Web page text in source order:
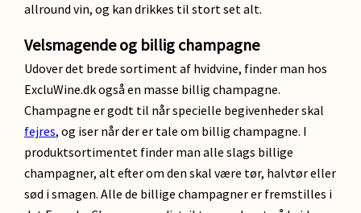
allround vin, og kan drikkes til stort set alt.
Velsmagende og billig champagne
Udover det brede sortiment af hvidvine, finder man hos
ExcluWine.dk også en masse billig champagne.
Champagne er godt til når specielle begivenheder skal
fejres, og iser når der er tale om billig champagne. I
produktsortimentet finder man alle slags billige
champagner, alt efter om den skal være tør, halvtør eller
sød i smagen. Alle de billige champagner er fremstilles i